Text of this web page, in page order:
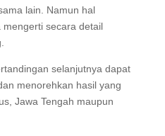
lain. Namun hal
secara detail
selanjutnya dapat
menorehkan hasil yang
Jawa Tengah maupun